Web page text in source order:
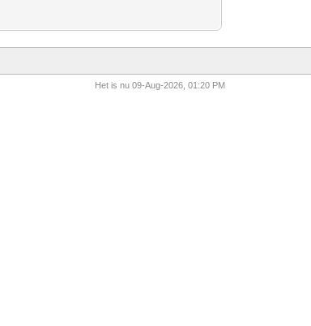
Het is nu 09-Aug-2026, 01:20 PM